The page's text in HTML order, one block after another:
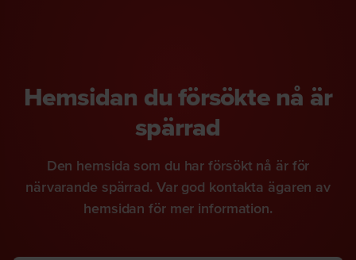
Hemsidan du försökte nå är
spärrad
Den hemsida som du har försökt nå är för
närvarande spärrad. Var god kontakta ägaren av
hemsidan för mer information.